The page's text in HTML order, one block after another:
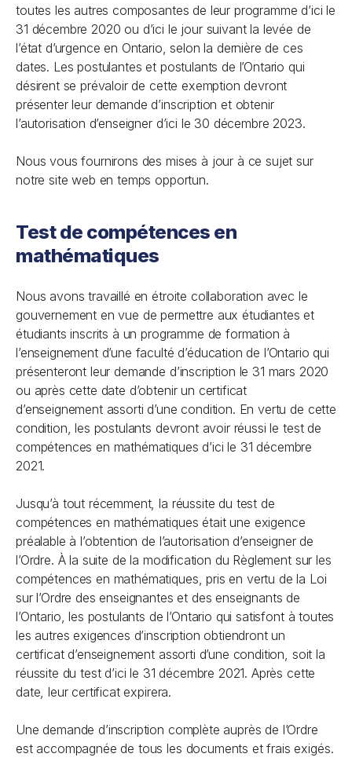
toutes les autres composantes de leur programme d’ici le
31 décembre 2020 ou d’ici le jour suivant la levée de
l’état d’urgence en Ontario, selon la dernière de ces
dates. Les postulantes et postulants de l’Ontario qui
désirent se prévaloir de cette exemption devront
présenter leur demande d’inscription et obtenir
l’autorisation d’enseigner d’ici le 30 décembre 2023.
Nous vous fournirons des mises à jour à ce sujet sur
notre site web en temps opportun.
Test de compétences en
mathématiques
Nous avons travaillé en étroite collaboration avec le
gouvernement en vue de permettre aux étudiantes et
étudiants inscrits à un programme de formation à
l’enseignement d’une faculté d’éducation de l’Ontario qui
présenteront leur demande d’inscription le 31 mars 2020
ou après cette date d’obtenir un certificat
d’enseignement assorti d’une condition. En vertu de cette
condition, les postulants devront avoir réussi le test de
compétences en mathématiques d’ici le 31 décembre
2021.
Jusqu’à tout récemment, la réussite du test de
compétences en mathématiques était une exigence
préalable à l’obtention de l’autorisation d’enseigner de
l’Ordre. À la suite de la modification du Règlement sur les
compétences en mathématiques, pris en vertu de la Loi
sur l’Ordre des enseignantes et des enseignants de
l’Ontario, les postulants de l’Ontario qui satisfont à toutes
les autres exigences d’inscription obtiendront un
certificat d’enseignement assorti d’une condition, soit la
réussite du test d’ici le 31 décembre 2021. Après cette
date, leur certificat expirera.
Une demande d’inscription complète auprès de l’Ordre
est accompagnée de tous les documents et frais exigés.